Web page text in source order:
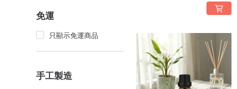
免運
只顯示免運商品
手工製造